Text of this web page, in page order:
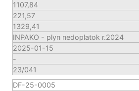
1107,84
221,57
1329,41
INPAKO - plyn nedoplatok r.2024
2025-01-15
-
23/041
DF-25-0005